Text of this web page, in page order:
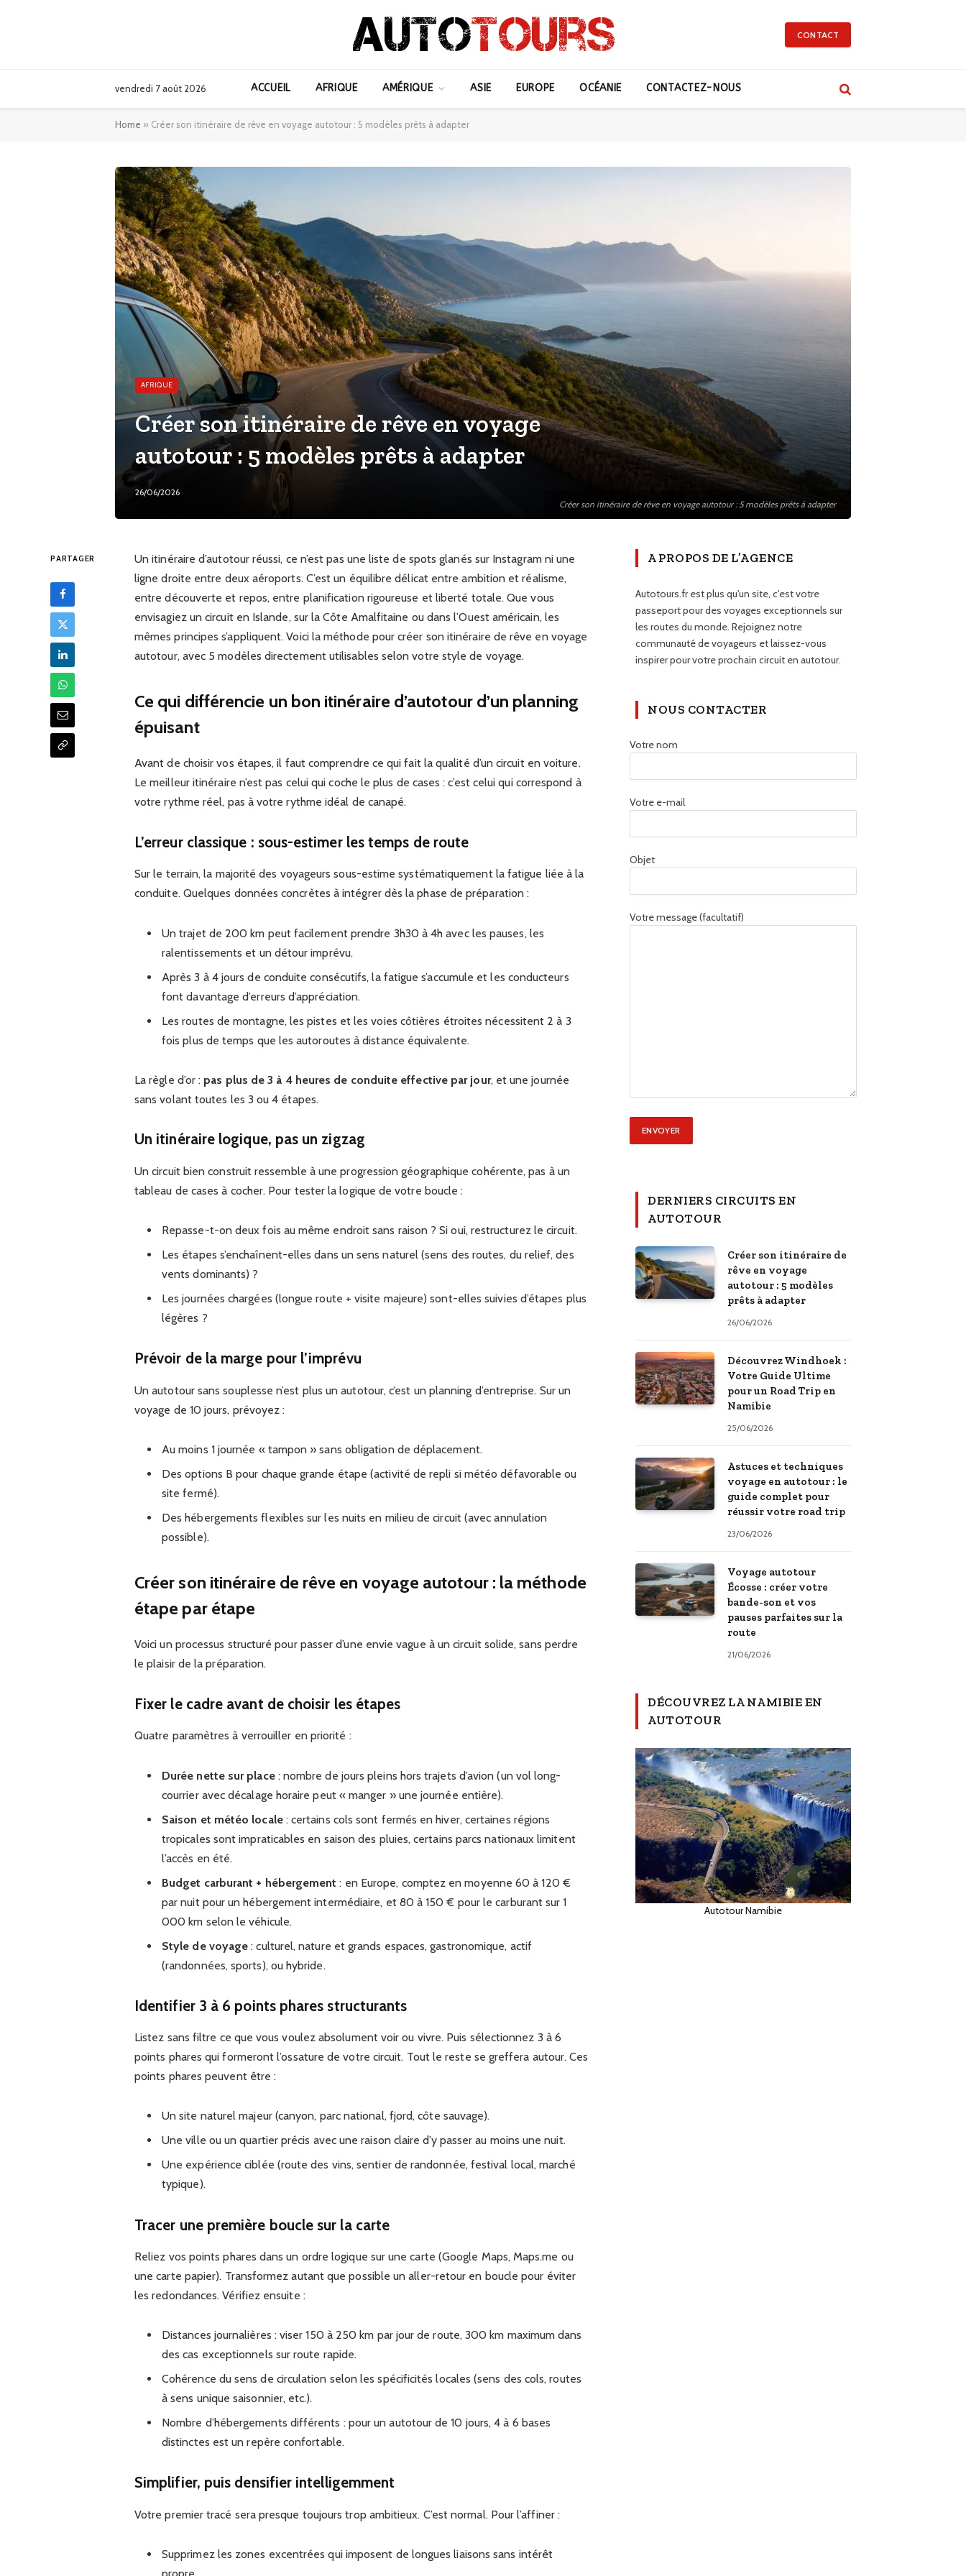
CONTACT
vendredi 7 août 2026 ACCUEIL AFRIQUE AMÉRIQUE ASIE EUROPE OCÉANIE CONTACTEZ-NOUS
Home » Créer son itinéraire de rêve en voyage autotour : 5 modèles prêts à adapter
Créer son itinéraire de rêve en voyage autotour : 5 modèles prêts à adapter
AFRIQUE
Créer son itinéraire de rêve en voyage
autotour : 5 modèles prêts à adapter
26/06/2026
PARTAGER
Un itinéraire d’autotour réussi, ce n’est pas une liste de spots glanés sur Instagram ni une
ligne droite entre deux aéroports. C’est un équilibre délicat entre ambition et réalisme,
entre découverte et repos, entre planification rigoureuse et liberté totale. Que vous
envisagiez un circuit en Islande, sur la Côte Amalfitaine ou dans l’Ouest américain, les
mêmes principes s’appliquent. Voici la méthode pour créer son itinéraire de rêve en voyage
autotour, avec 5 modèles directement utilisables selon votre style de voyage.
Ce qui différencie un bon itinéraire d’autotour d’un planning
épuisant
Avant de choisir vos étapes, il faut comprendre ce qui fait la qualité d’un circuit en voiture.
Le meilleur itinéraire n’est pas celui qui coche le plus de cases : c’est celui qui correspond à
votre rythme réel, pas à votre rythme idéal de canapé.
L’erreur classique : sous-estimer les temps de route
Sur le terrain, la majorité des voyageurs sous-estime systématiquement la fatigue liée à la
conduite. Quelques données concrètes à intégrer dès la phase de préparation :
Un trajet de 200 km peut facilement prendre 3h30 à 4h avec les pauses, les
ralentissements et un détour imprévu.
Après 3 à 4 jours de conduite consécutifs, la fatigue s’accumule et les conducteurs
font davantage d’erreurs d’appréciation.
Les routes de montagne, les pistes et les voies côtières étroites nécessitent 2 à 3
fois plus de temps que les autoroutes à distance équivalente.
La règle d’or : pas plus de 3 à 4 heures de conduite effective par jour, et une journée
sans volant toutes les 3 ou 4 étapes.
Un itinéraire logique, pas un zigzag
Un circuit bien construit ressemble à une progression géographique cohérente, pas à un
tableau de cases à cocher. Pour tester la logique de votre boucle :
Repasse-t-on deux fois au même endroit sans raison ? Si oui, restructurez le circuit.
Les étapes s’enchaînent-elles dans un sens naturel (sens des routes, du relief, des
vents dominants) ?
Les journées chargées (longue route + visite majeure) sont-elles suivies d’étapes plus
légères ?
Prévoir de la marge pour l’imprévu
Un autotour sans souplesse n’est plus un autotour, c’est un planning d’entreprise. Sur un
voyage de 10 jours, prévoyez :
Au moins 1 journée « tampon » sans obligation de déplacement.
Des options B pour chaque grande étape (activité de repli si météo défavorable ou
site fermé).
Des hébergements flexibles sur les nuits en milieu de circuit (avec annulation
possible).
Créer son itinéraire de rêve en voyage autotour : la méthode
étape par étape
Voici un processus structuré pour passer d’une envie vague à un circuit solide, sans perdre
le plaisir de la préparation.
Fixer le cadre avant de choisir les étapes
Quatre paramètres à verrouiller en priorité :
Durée nette sur place: nombre de jours pleins hors trajets d’avion (un vol long-
courrier avec décalage horaire peut « manger » une journée entière).
Saison et météo locale: certains cols sont fermés en hiver, certaines régions
tropicales sont impraticables en saison des pluies, certains parcs nationaux limitent
l’accès en été.
Budget carburant + hébergement : en Europe, comptez en moyenne 60 à 120 €
par nuit pour un hébergement intermédiaire, et 80 à 150 € pour le carburant sur 1
000 km selon le véhicule.
Style de voyage : culturel, nature et grands espaces, gastronomique, actif
(randonnées, sports), ou hybride.
Identifier 3 à 6 points phares structurants
Listez sans filtre ce que vous voulez absolument voir ou vivre. Puis sélectionnez 3 à 6
points phares qui formeront l’ossature de votre circuit. Tout le reste se greffera autour. Ces
points phares peuvent être :
Un site naturel majeur (canyon, parc national, fjord, côte sauvage).
Une ville ou un quartier précis avec une raison claire d’y passer au moins une nuit.
Une expérience ciblée (route des vins, sentier de randonnée, festival local, marché
typique).
Tracer une première boucle sur la carte
Reliez vos points phares dans un ordre logique sur une carte (Google Maps, Maps.me ou
une carte papier). Transformez autant que possible un aller-retour en boucle pour éviter
les redondances. Vérifiez ensuite :
Distances journalières : viser 150 à 250 km par jour de route, 300 km maximum dans
des cas exceptionnels sur route rapide.
Cohérence du sens de circulation selon les spécificités locales (sens des cols, routes
à sens unique saisonnier, etc.).
Nombre d’hébergements différents : pour un autotour de 10 jours, 4 à 6 bases
distinctes est un repère confortable.
Simplifier, puis densifier intelligemment
Votre premier tracé sera presque toujours trop ambitieux. C’est normal. Pour l’affiner :
Supprimez les zones excentrées qui imposent de longues liaisons sans intérêt
A PROPOS DE L’AGENCE
Autotours.fr est plus qu'un site, c'est votre
passeport pour des voyages exceptionnels sur
les routes du monde. Rejoignez notre
communauté de voyageurs et laissez-vous
inspirer pour votre prochain circuit en autotour.
NOUS CONTACTER
Votre nom
Votre e-mail
Objet
Votre message (facultatif)
DERNIERS CIRCUITS EN
AUTOTOUR
Créer son itinéraire de
rêve en voyage
autotour : 5 modèles
prêts à adapter
26/06/2026
Découvrez Windhoek :
Votre Guide Ultime
pour un Road Trip en
Namibie
25/06/2026
Astuces et techniques
voyage en autotour : le
guide complet pour
réussir votre road trip
23/06/2026
Voyage autotour
Écosse : créer votre
bande-son et vos
pauses parfaites sur la
route
21/06/2026
DÉCOUVREZ LA NAMIBIE EN
AUTOTOUR
Autotour Namibie